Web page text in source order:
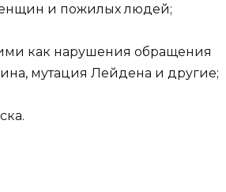
и пожилых людей;
как нарушения обращения
мутация Лейдена и другие;